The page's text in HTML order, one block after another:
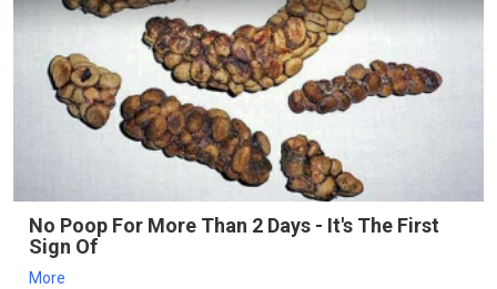
No Poop For More Than 2 Days - It's The First
Sign Of
More